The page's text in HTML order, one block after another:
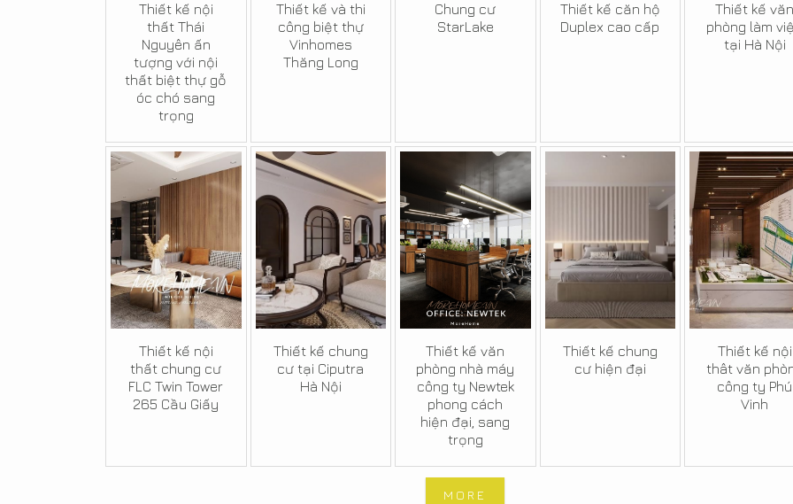
Thiết kế nội
thất Thái
Nguyên ấn
tượng với nội
thất biệt thự gỗ
óc chó sang
trọng
Thiết kế và thi
công biệt thự
Vinhomes
Thăng Long
Chung cư
StarLake
Thiết kế căn hộ
Duplex cao cấp
Thiết kế
phòng làm
tại Hà Nội
Thiết kế nội
thất chung cư
FLC Twin Tower
265 Cầu Giấy
Thiết kế chung
cư tại Ciputra
Hà Nội
Thiết kế văn
phòng nhà máy
công ty Newtek
phong cách
hiện đại, sang
trọng
Thiết kế chung
cư hiện đại
Thiết kế nội
thât văn
công ty Phú
Vinh
MORE